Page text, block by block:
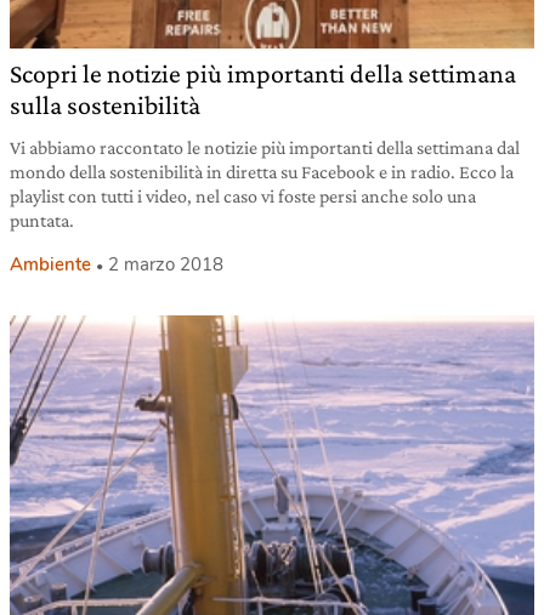
Scopri le notizie più importanti della settimana
sulla sostenibilità
Vi abbiamo raccontato le notizie più importanti della settimana dal
mondo della sostenibilità in diretta su Facebook e in radio. Ecco la
playlist con tutti i video, nel caso vi foste persi anche solo una
puntata.
Ambiente 2 marzo 2018